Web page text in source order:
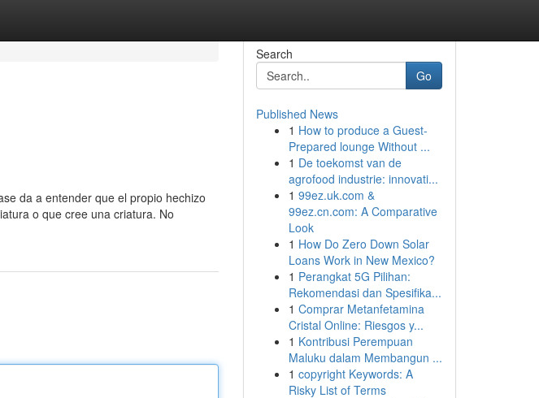
da a entender que el propio hechizo
o que cree una criatura. No
Search
Go
Published News
1 How to produce a Guest-
Prepared lounge Without ...
1 De toekomst van de
agrofood industrie: innovati...
1 99ez.uk.com &
99ez.cn.com: A Comparative
Look
1 How Do Zero Down Solar
Loans Work in New Mexico?
1 Perangkat 5G Pilihan:
Rekomendasi dan Spesifika...
1 Comprar Metanfetamina
Cristal Online: Riesgos y...
1 Kontribusi Perempuan
Maluku dalam Membangun ...
1 copyright Keywords: A
Risky List of Terms